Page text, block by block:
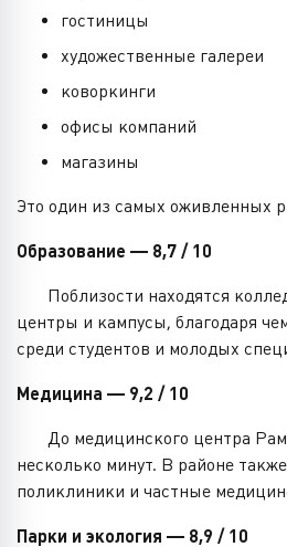
гостиницы
художественные галереи
коворкинги
офисы компаний
магазины
Это один из самых оживленных
Образование — 8,7 / 10
Поблизости находятся
центры и кампусы, благодаря
среди студентов и молодых
Медицина — 9,2 / 10
До медицинского центра
несколько минут. В районе
поликлиники и частные
Парки и экология — 8,9 / 10